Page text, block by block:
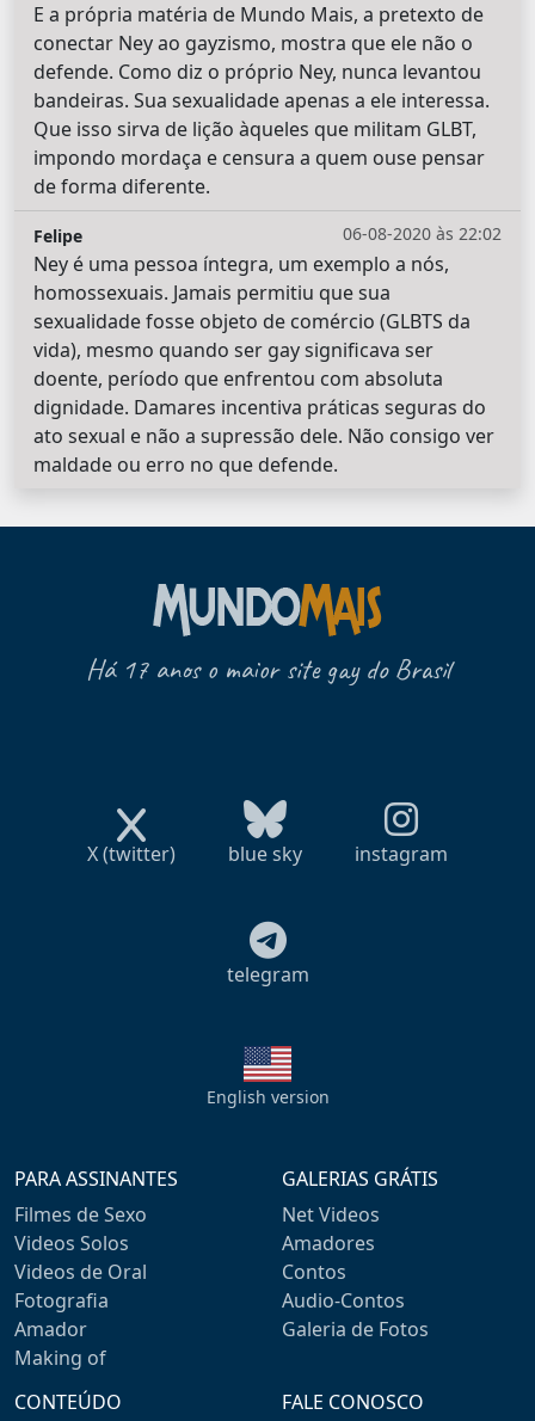
E a própria matéria de Mundo Mais, a pretexto de
conectar Ney ao gayzismo, mostra que ele não o
defende. Como diz o próprio Ney, nunca levantou
bandeiras. Sua sexualidade apenas a ele interessa.
Que isso sirva de lição àqueles que militam GLBT,
impondo mordaça e censura a quem ouse pensar
de forma diferente.
06-08-2020 às 22:02
Felipe
Ney é uma pessoa íntegra, um exemplo a nós,
homossexuais. Jamais permitiu que sua
sexualidade fosse objeto de comércio (GLBTS da
vida), mesmo quando ser gay significava ser
doente, período que enfrentou com absoluta
dignidade. Damares incentiva práticas seguras do
ato sexual e não a supressão dele. Não consigo ver
maldade ou erro no que defende.
Há 17 anos o maior site gay do Brasil
X (twitter) blue sky instagram
telegram
English version
PARA ASSINANTES
Filmes de Sexo
Videos Solos
Videos de Oral
Fotografia
Amador
Making of
GALERIAS GRÁTIS
Net Videos
Amadores
Contos
Audio-Contos
Galeria de Fotos
CONTEÚDO FALE CONOSCO